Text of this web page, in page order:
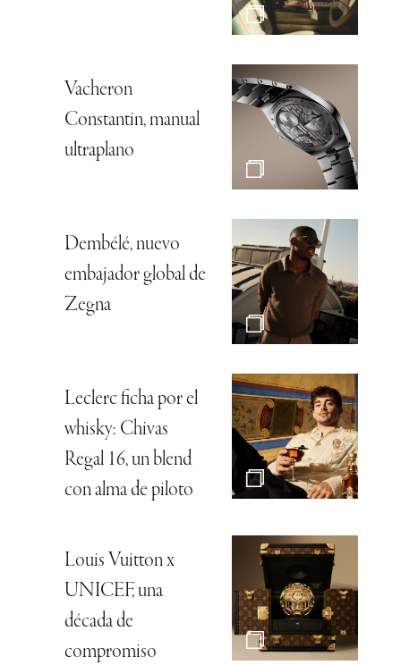
Vacheron
Constantin, manual
ultraplano
Dembélé, nuevo
embajador global de
Zegna
Leclerc ficha por el
whisky: Chivas
Regal 16, un blend
con alma de piloto
Louis Vuitton x
UNICEF, una
década de
compromiso